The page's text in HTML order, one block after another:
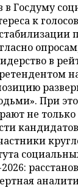
в Госдуму
к
в
При
не